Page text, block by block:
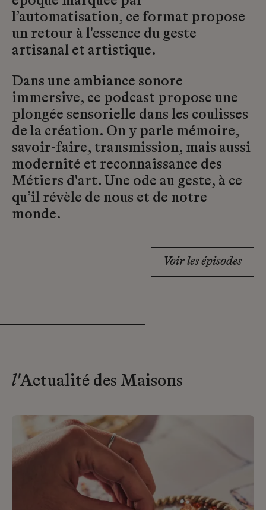
l’automatisation, ce format propose
un retour à l'essence du geste
artisanal et artistique.
Dans une ambiance sonore
immersive, ce podcast propose une
plongée sensorielle dans les coulisses
de la création. On y parle mémoire,
savoir-faire, transmission, mais aussi
modernité et reconnaissance des
Métiers d'art. Une ode au geste, à ce
qu’il révèle de nous et de notre
monde.
Voir les épisodes
l'Actualité des Maisons